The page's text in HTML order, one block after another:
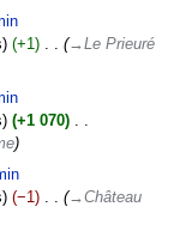
+1 ‎
→‎Le Prieuré
+1 070 ‎
−1 ‎
→‎Château